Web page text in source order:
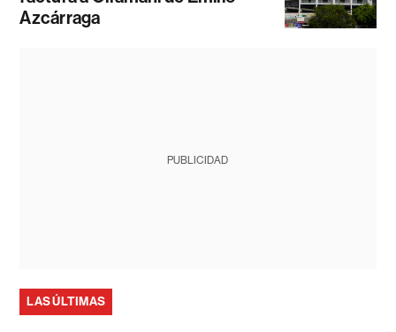
Azcárraga
PUBLICIDAD
LAS ÚLTIMAS